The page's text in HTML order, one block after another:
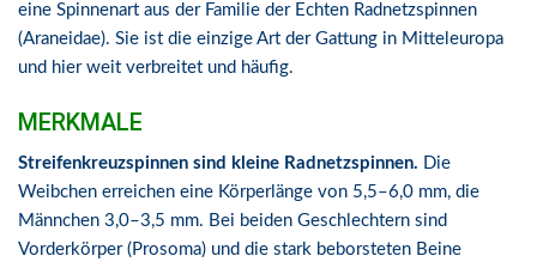
Facebook Messenger
eine Spinnenart aus der Familie der Echten Radnetzspinnen
(Araneidae). Sie ist die einzige Art der Gattung in Mitteleuropa
und hier weit verbreitet und häufig.
MERKMALE
Streifenkreuzspinnen sind kleine Radnetzspinnen. Die
Weibchen erreichen eine Körperlänge von 5,5–6,0 mm, die
Männchen 3,0–3,5 mm. Bei beiden Geschlechtern sind
Vorderkörper (Prosoma) und die stark beborsteten Beine